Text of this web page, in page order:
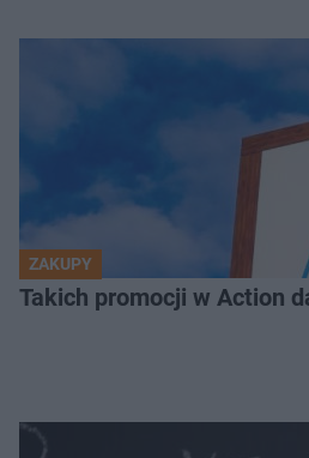
ZAKUPY
Takich promocji w Action